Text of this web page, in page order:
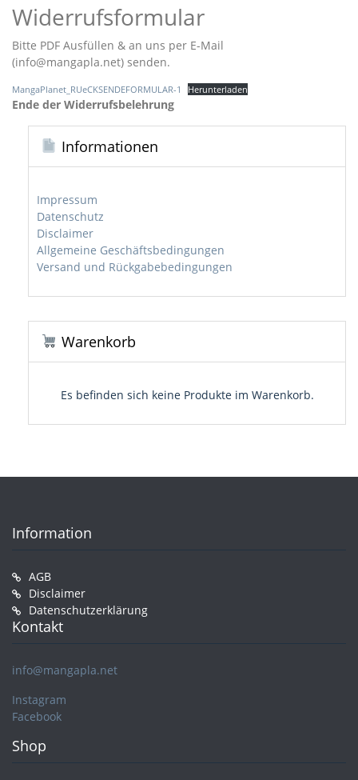
Widerrufsformular
Bitte PDF Ausfüllen & an uns per E-Mail
(info@mangapla.net) senden.
MangaPlanet_RUeCKSENDEFORMULAR-1 Herunterladen
Ende der Widerrufsbelehrung
Informationen
Impressum
Datenschutz
Disclaimer
Allgemeine Geschäftsbedingungen
Versand und Rückgabebedingungen
Warenkorb
Es befinden sich keine Produkte im Warenkorb.
Information
AGB
Disclaimer
Datenschutzerklärung
Kontakt
info@mangapla.net
Instagram
Facebook
Shop